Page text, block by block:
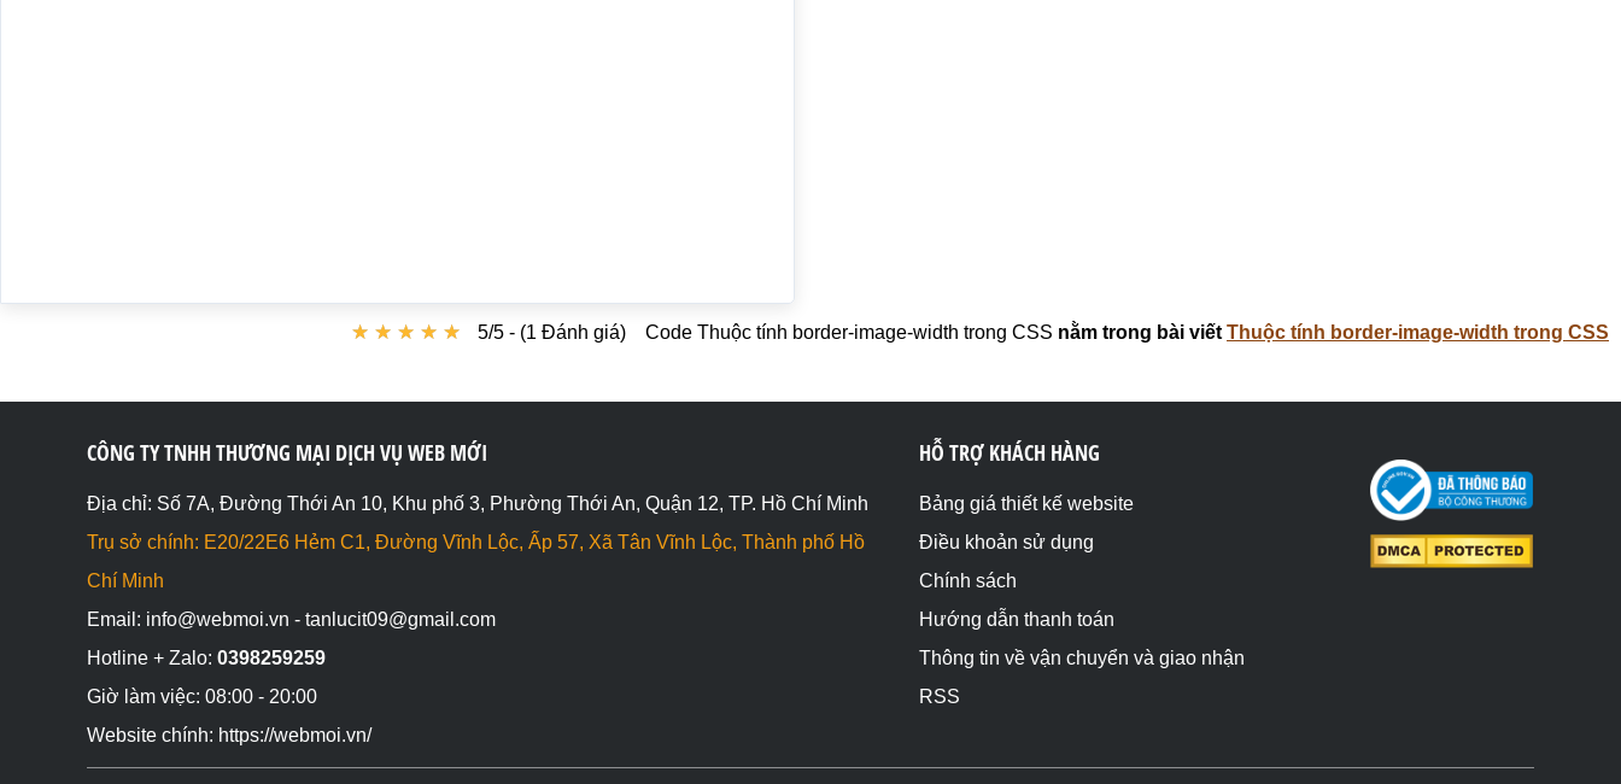
Code Thuộc tính border-image-width trong CSS nằm trong bài viết Thuộc tính border-image-width trong CSS
★ ★ ★ ★ ★
★ ★ ★ ★ ★ 5/5 - (1 Đánh giá)
CÔNG TY TNHH THƯƠNG MẠI DỊCH VỤ WEB MỚI
Địa chỉ: Số 7A, Đường Thới An 10, Khu phố 3, Phường Thới An, Quận 12, TP. Hồ Chí Minh
Trụ sở chính: E20/22E6 Hẻm C1, Đường Vĩnh Lộc, Ấp 57, Xã Tân Vĩnh Lộc, Thành phố Hồ
Chí Minh
Email: info@webmoi.vn - tanlucit09@gmail.com
Hotline + Zalo: 0398259259
Giờ làm việc: 08:00 - 20:00
Website chính: https://webmoi.vn/
HỖ TRỢ KHÁCH HÀNG
Bảng giá thiết kế website
Điều khoản sử dụng
Chính sách
Hướng dẫn thanh toán
Thông tin về vận chuyển và giao nhận
RSS